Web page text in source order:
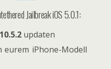
Jailbreak iOS 5.0.1:
updaten
eurem iPhone-Modell